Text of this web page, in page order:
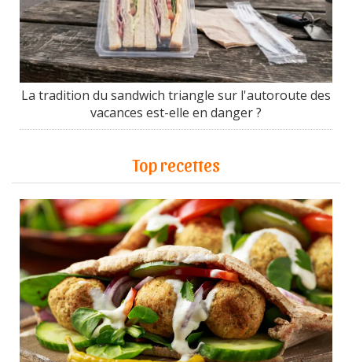
La tradition du sandwich triangle sur l'autoroute des
vacances est-elle en danger ?
Top recettes